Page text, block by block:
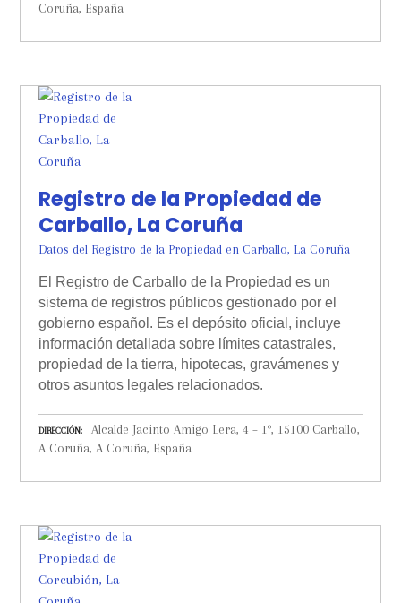
Coruña, España
Registro de la Propiedad de
Carballo, La Coruña
Datos del Registro de la Propiedad en Carballo, La Coruña
El Registro de Carballo de la Propiedad es un
sistema de registros públicos gestionado por el
gobierno español. Es el depósito oficial, incluye
información detallada sobre límites catastrales,
propiedad de la tierra, hipotecas, gravámenes y
otros asuntos legales relacionados.
DIRECCIÓN
Alcalde Jacinto Amigo Lera, 4 – 1º, 15100 Carballo,
A Coruña, A Coruña, España